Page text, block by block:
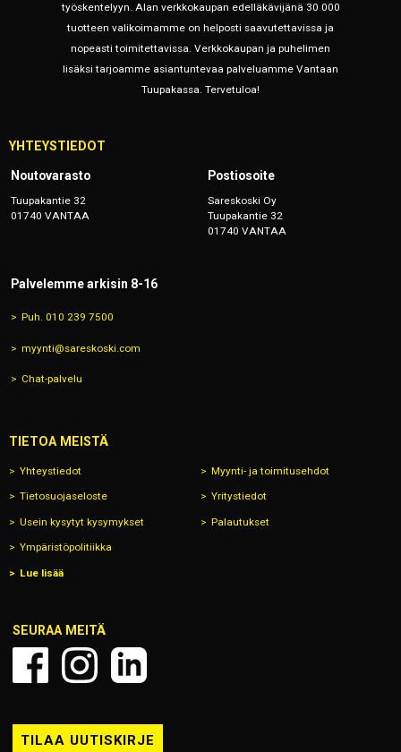
työskentelyyn. Alan verkkokaupan edelläkävijänä 30 000
tuotteen valikoimamme on helposti saavutettavissa ja
nopeasti toimitettavissa. Verkkokaupan ja puhelimen
lisäksi tarjoamme asiantuntevaa palveluamme Vantaan
Tuupakassa. Tervetuloa!
YHTEYSTIEDOT
Noutovarasto
Tuupakantie 32
01740 VANTAA
Postiosoite
Sareskoski Oy
Tuupakantie 32
01740 VANTAA
Palvelemme arkisin 8-16
Puh. 010 239 7500
myynti@sareskoski.com
Chat-palvelu
TIETOA MEISTÄ
Yhteystiedot Myynti- ja toimitusehdot
Tietosuojaseloste Yritystiedot
Usein kysytyt kysymykset Palautukset
Ympäristöpolitiikka
Lue lisää
SEURAA MEITÄ
TILAA UUTISKIRJE